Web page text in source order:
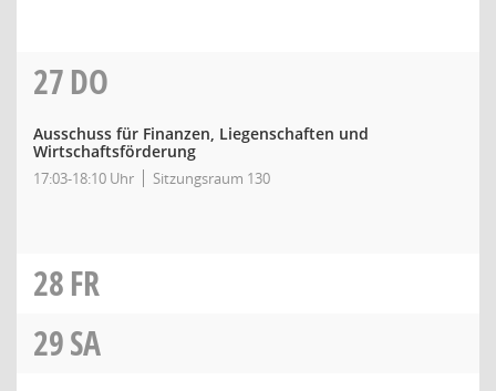
27DO
Ausschuss für Finanzen, Liegenschaften und
Wirtschaftsförderung
17:03-18:10 Uhr Sitzungsraum 130
28FR
29SA